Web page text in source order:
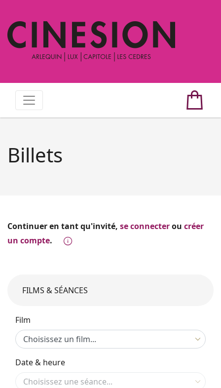
Billets
Continuer en tant qu'invité, se connecterou créer
un compte.
FILMS & SÉANCES
Film
Date & heure